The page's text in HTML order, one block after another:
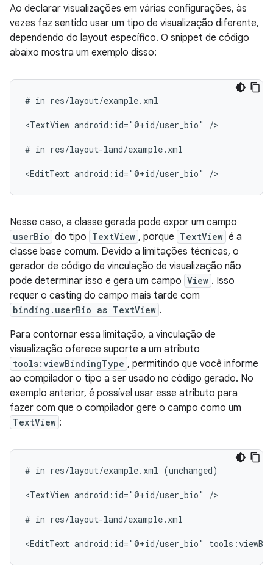
Ao declarar visualizações em várias configurações, às
vezes faz sentido usar um tipo de visualização diferente,
dependendo do layout específico. O snippet de código
abaixo mostra um exemplo disso:
# in res/layout/example.xml
<TextView android:id="@+id/user_bio" />
# in res/layout-land/example.xml
<EditText android:id="@+id/user_bio"
Nesse caso, a classe gerada pode expor um campo
userBio do tipo TextView , porque TextView é a
classe base comum. Devido a limitações técnicas, o
gerador de código de vinculação de visualização não
pode determinar isso e gera um campo View . Isso
requer o casting do campo mais tarde com
binding.userBio as TextView .
Para contornar essa limitação, a vinculação de
visualização oferece suporte a um atributo
tools:viewBindingType , permitindo que você informe
ao compilador o tipo a ser usado no código gerado. No
exemplo anterior, é possível usar esse atributo para
fazer com que o compilador gere o campo como um
TextView :
# in res/layout/example.xml (unchanged)
<TextView android:id="@+id/user_bio" />
# in res/layout-land/example.xml
<EditText android:id="@+id/user_bio"